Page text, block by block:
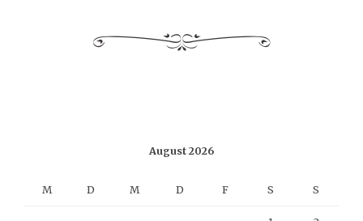
August 2026
M D M D F S S